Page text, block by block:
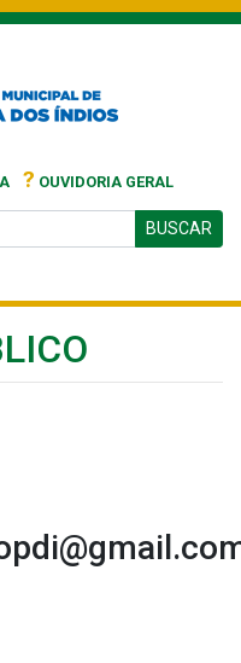
? OUVIDORIA GERAL
BUSCAR